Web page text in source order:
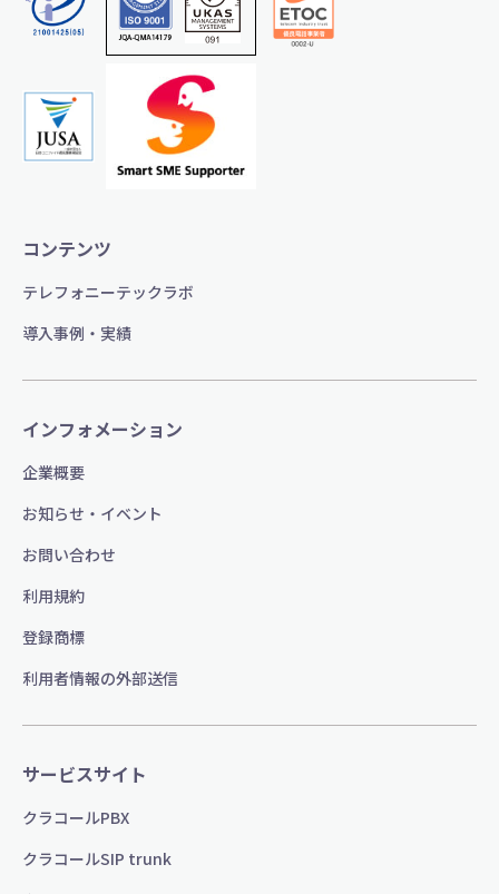
コンテンツ
テレフォニーテックラボ
導入事例・実績
インフォメーション
企業概要
お知らせ・イベント
お問い合わせ
利用規約
登録商標
利用者情報の外部送信
サービスサイト
クラコールPBX
クラコールSIP trunk